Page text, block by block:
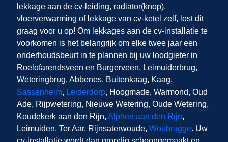
lekkage aan de cv-leiding, radiator(knop),
vloerverwarming of lekkage van cv-ketel zelf, lost dit
graag voor u op! Om lekkages aan de cv-installatie te
voorkomen is het belangrijk om elke twee jaar een
onderhoudsbeurt in te plannen bij uw loodgieter in
Roelofarendsveen en Burgerveen, Leimuiderbrug,
Weteringbrug, Abbenes, Buitenkaag, Kaag,
Sassenheim, Leiderdorp, Hoogmade, Warmond, Oud
Ade, Rijpwetering, Nieuwe Wetering, Oude Wetering,
Koudekerk aan den Rijn, Alphen aan den Rijn,
Leimuiden, Ter Aar, Rijnsaterwoude, Woubrugge. Uw